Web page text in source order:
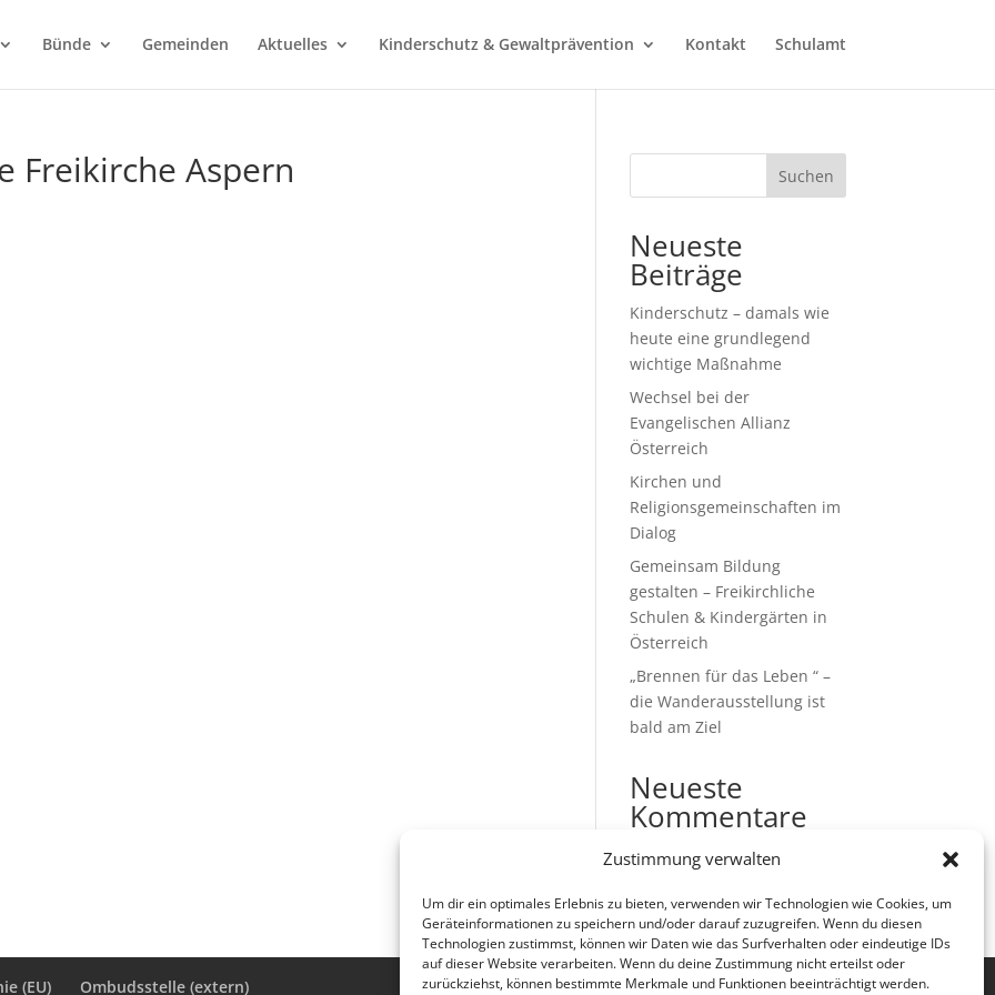
Zustimmung verwalten
Um dir ein optimales Erlebnis zu bieten, verwenden wir Technologien wie Cookies, um
Geräteinformationen zu speichern und/oder darauf zuzugreifen. Wenn du diesen
Technologien zustimmst, können wir Daten wie das Surfverhalten oder eindeutige IDs
auf dieser Website verarbeiten. Wenn du deine Zustimmung nicht erteilst oder
zurückziehst, können bestimmte Merkmale und Funktionen beeinträchtigt werden.
Bünde Gemeinden Aktuelles Kinderschutz & Gewaltprävention Kontakt Schulamt
Freikirche Aspern Suchen
Neueste
Beiträge
Kinderschutz – damals wie
heute eine grundlegend
wichtige Maßnahme
Wechsel bei der
Evangelischen Allianz
Österreich
Kirchen und
Religionsgemeinschaften im
Dialog
Gemeinsam Bildung
gestalten – Freikirchliche
Schulen & Kindergärten in
Österreich
„Brennen für das Leben “ –
die Wanderausstellung ist
bald am Ziel
Neueste
Kommentare
Es sind keine Kommentare
(EU) Ombudsstelle (extern)